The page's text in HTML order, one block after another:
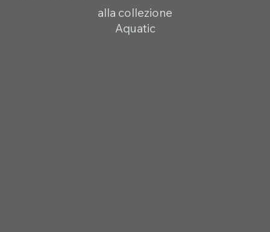
alla collezione
Aquatic